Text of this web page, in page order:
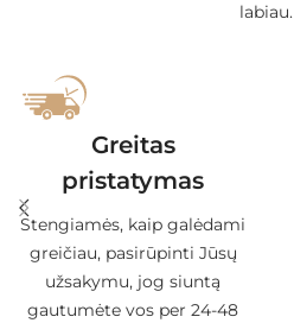
labiau.
Greitas
pristatymas
Stengiamės, kaip galėdami
greičiau, pasirūpinti Jūsų
užsakymu, jog siuntą
gautumėte vos per 24-48